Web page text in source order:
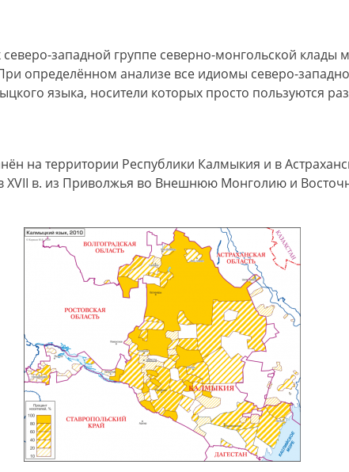
названия: ойрат-калмыцкий, монгольско-
западной группе северно-монгольской клады
определённом анализе все идиомы северо-
языка, носители которых просто пользуются
на территории Республики Калмыкия и в
XVII в. из Приволжья во Внешнюю Монголию и